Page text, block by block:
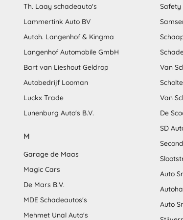
Th. Laay schadeauto's
Lammertink Auto BV
Autoh. Langenhof & Kingma
Langenhof Automobile GmbH
Bart van Lieshout Geldrop
Autobedrijf Looman
Luckx Trade
Lunenburg Auto's B.V.
M
Garage de Maas
Magic Cars
De Mars B.V.
MDE Schadeautos's
Mehmet Unal Auto's
Safety
Van
Van
De
SD
Auto
Auto